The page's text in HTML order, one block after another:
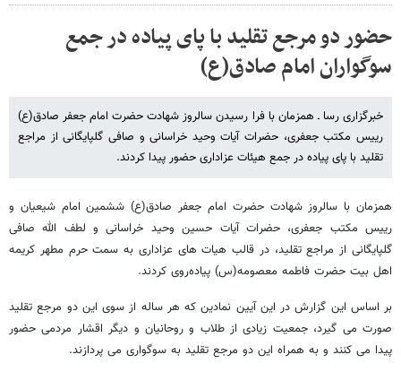
حضور دو مرجع تقلید با پای پیاده در جمع
سوگواران امام صادق(ع)
خبرگزاری رسا ـ همزمان با فرا رسیدن سالروز شهادت حضرت امام جعفر صادق(ع)
رییس مکتب جعفری، حضرات آیات وحید خراسانی و صافی گلپایگانی از مراجع
تقلید با پای پیاده در جمع هیئات عزاداری حضور پیدا کردند.
همزمان با سالروز شهادت حضرت امام جعفر صادق(ع) ششمین امام شیعیان و
رییس مکتب جعفری، حضرات آیات‌ حسین وحید خراسانی و لطف الله صافی
گلپایگانی از مراجع تقلید، در قالب هیات های عزاداری به سمت حرم مطهر کریمه
اهل بیت حضرت فاطمه معصومه(س) پیاده‌روی کردند.
بر اساس این گزارش در این آیین نمادین که هر ساله از سوی این دو مرجع تقلید
صورت می گیرد، جمعیت زیادی از طلاب و روحانیان و دیگر اقشار مردمی حضور
پیدا می کنند و به همراه این دو مرجع تقلید به سوگواری می پردازند.